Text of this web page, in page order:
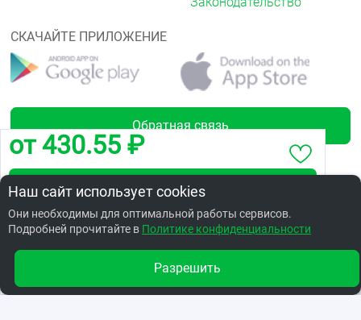
от 430.55 ₽
Забронировать по адресу ул. Малунцева, 25
Заказать в интернет аптеке по цене: 549.44 ₽
Другие аптеки
СКАЧАЙТЕ ПРИЛОЖЕНИЕ
Обратная связь
Лицензии
Наш сайт использует cookies
Они необходимы для оптимальной работы сервисов.
Подробней прочитайте в Политике конфиденциальности
Разрешить